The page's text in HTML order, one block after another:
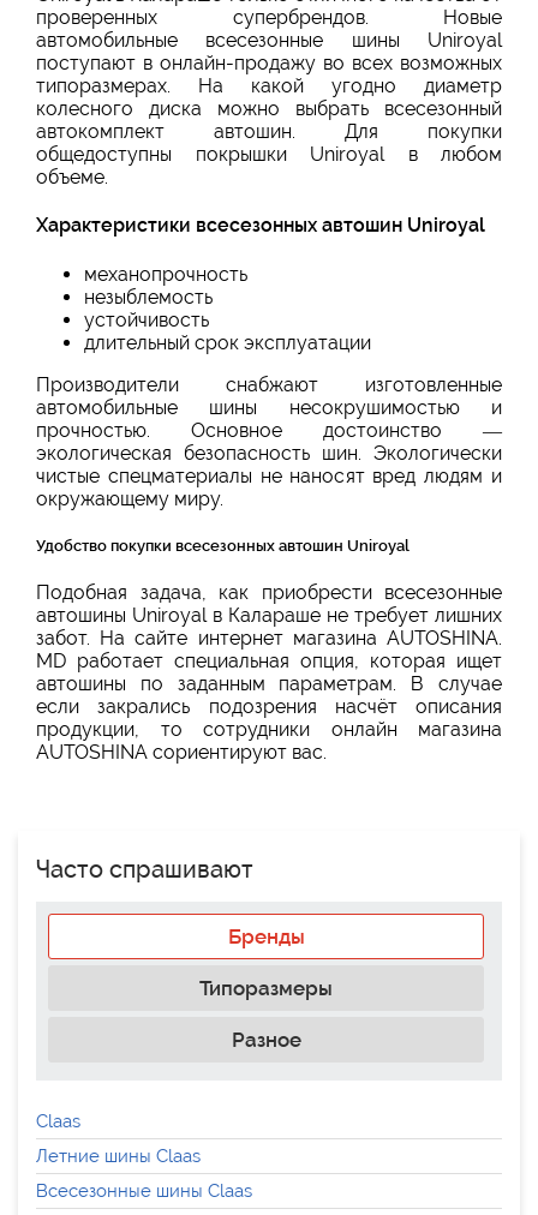
проверенных супербрендов. Новые
автомобильные всесезонные шины Uniroyal
поступают в онлайн-продажу во всех возможных
типоразмерах. На какой угодно диаметр
колесного диска можно выбрать всесезонный
автокомплект автошин. Для покупки
общедоступны покрышки Uniroyal в любом
объеме.
Характеристики всесезонных автошин Uniroyal
механопрочность
незыблемость
устойчивость
длительный срок эксплуатации
Производители снабжают изготовленные
автомобильные шины несокрушимостью и
прочностью. Основное достоинство —
экологическая безопасность шин. Экологически
чистые спецматериалы не наносят вред людям и
окружающему миру.
Удобство покупки всесезонных автошин Uniroyal
Подобная задача, как приобрести всесезонные
автошины Uniroyal в Калараше не требует лишних
забот. На сайте интернет магазина AUTOSHINA.
MD работает специальная опция, которая ищет
автошины по заданным параметрам. В случае
если закрались подозрения насчёт описания
продукции, то сотрудники онлайн магазина
AUTOSHINA сориентируют вас.
Часто спрашивают
Бренды
Типоразмеры
Разное
Claas
Летние шины Claas
Всесезонные шины Claas